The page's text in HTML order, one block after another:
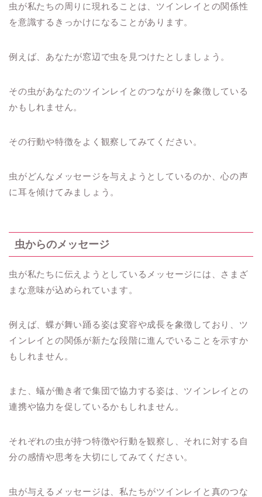
虫が私たちの周りに現れることは、ツインレイとの関係性
を意識するきっかけになることがあります。
例えば、あなたが窓辺で虫を見つけたとしましょう。
その虫があなたのツインレイとのつながりを象徴している
かもしれません。
その行動や特徴をよく観察してみてください。
虫がどんなメッセージを与えようとしているのか、心の声
に耳を傾けてみましょう。
虫からのメッセージ
虫が私たちに伝えようとしているメッセージには、さまざ
まな意味が込められています。
例えば、蝶が舞い踊る姿は変容や成長を象徴しており、ツ
インレイとの関係が新たな段階に進んでいることを示すか
もしれません。
また、蟻が働き者で集団で協力する姿は、ツインレイとの
連携や協力を促しているかもしれません。
それぞれの虫が持つ特徴や行動を観察し、それに対する自
分の感情や思考を大切にしてみてください。
虫が与えるメッセージは、私たちがツインレイと真のつな